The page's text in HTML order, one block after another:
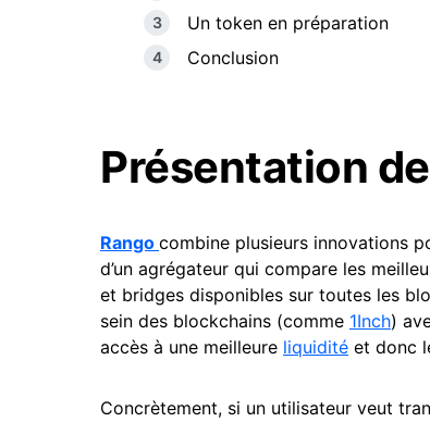
Un token en préparation
Conclusion
Présentation
Rango combine plusieurs innovations
d’un agrégateur qui compare les
et bridges disponibles sur toutes les
sein des blockchains (comme 1Inch)
accès à une meilleure liquidité et donc
Concrètement, si un utilisateur veut